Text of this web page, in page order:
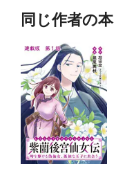
同じ作者の本